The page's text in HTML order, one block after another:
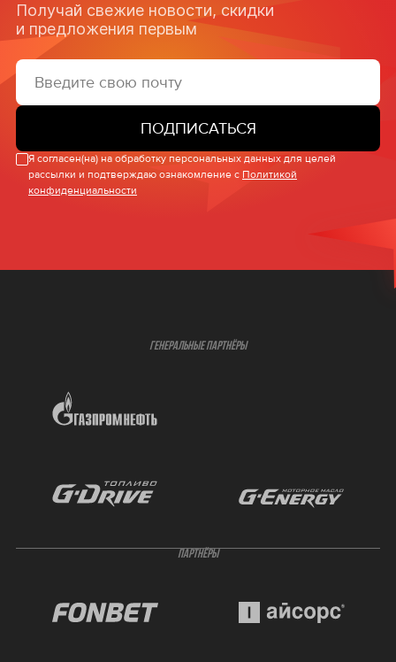
Получай свежие новости, скидки
и предложения первым
ПОДПИСАТЬСЯ
Я согласен(на) на обработку персональных данных для целей
рассылки и подтверждаю ознакомление с Политикой
конфиденциальности
ГЕНЕРАЛЬНЫЕ ПАРТНЁРЫ
ПАРТНЁРЫ